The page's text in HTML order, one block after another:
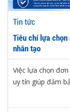
Tin tức
Tiêu chí lựa
nhân tạo
Việc lựa chọn
uy tín giúp đảm